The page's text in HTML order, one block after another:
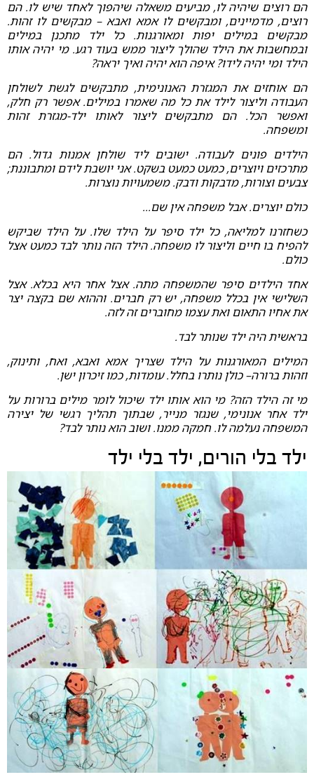
הם רוצים שיהיה לו, מביעים משאלה שיהפוך לאחד שיש לו. הם
רוצים, מדמיינים, ומבקשים לו אמא ואבא – מבקשים לו זהות.
מבקשים במילים יפות ומאורגנות. כל ילד מתכנן במילים
ובמחשבות את הילד שהולך ליצור ממש בעוד רגע. מי יהיה אותו
הילד ומי יהיה לידו? איפה הוא יהיה ואיך יראה?
הם אוחזים את המגזרת האנונימית, מתבקשים לגשת לשולחן
העבודה וליצור לילד את כל מה שאמרו במילים. אפשר רק חלק,
ואפשר הכל. הם מתבקשים ליצור לאותו ילד-מגזרת זהות
ומשפחה.
הילדים פונים לעבודה. ישובים ליד שולחן אמנות גדול. הם
מתרכזים ויוצרים, כמעט כמעט בשקט. אני יושבת לידם ומתבוננת;
צבעים וצורות, מדבקות ודבק. משמעויות נוצרות.
כולם יוצרים. אבל משפחה אין שם...
כשחזרנו למליאה, כל ילד סיפר על הילד שלו. על הילד שביקש
להפיח בו חיים וליצור לו משפחה. הילד הזה נותר לבד כמעט אצל
כולם.
אחד הילדים סיפר שהמשפחה מתה. אצל אחר היא בכלא. אצל
השלישי אין בכלל משפחה, יש רק חברים. וההוא שם בקצה יצר
את אחיו התאום ואת עצמו מחוברים זה לזה.
בראשית היה ילד שנותר לבד.
המילים המאורגנות על הילד שצריך אמא ואבא, ואח, ותינוק,
וזהות ברורה– כולן נותרו בחלל. עומדות, כמו זיכרון ישן.
מי זה הילד הזה? מי הוא אותו ילד שיכול לומר מילים ברורות על
ילד אחר אנונימי, שנגזר מנייר, שבתוך תהליך רגשי של יצירה
המשפחה נעלמה לו. חמקה ממנו. ושוב הוא נותר לבד?
ילד בלי הורים, ילד בלי ילד